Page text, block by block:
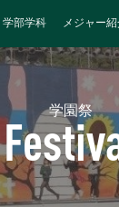
学部学科 メジャー
学園祭